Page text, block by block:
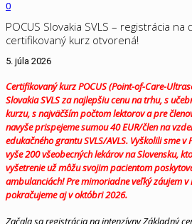
0
POCUS Slovakia SVLS – registrácia na
certifikovaný kurz otvorená!
5. júla 2026
Certifikovaný kurz POCUS (Point-of-Care-
Slovakia SVLS za najlepšiu cenu na trhu, s
kurzu, s najväčším počtom lektorov a pre
navyše prispejeme sumou 40 EUR/člen na
edukačného grantu SVLS/AVLS. Vyškolili sme v
vyše 200 všeobecných lekárov na Slovensku,
vyšetrenie už môžu svojim pacientom
ambulanciách! Pre mimoriadne veľký záujem v
pokračujeme aj v októbri 2026.
Začala sa registrácia na intenzívny Základný